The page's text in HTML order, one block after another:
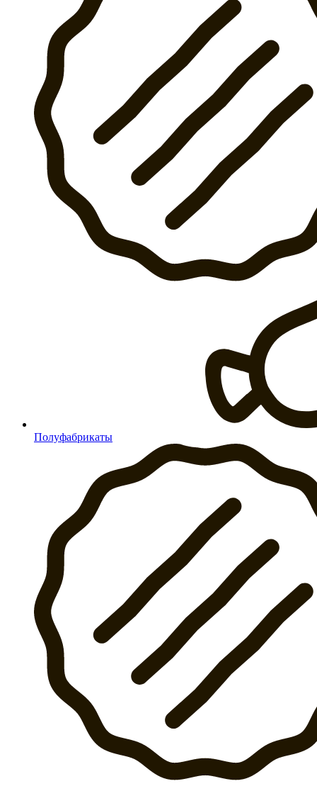
Полуфабрикаты